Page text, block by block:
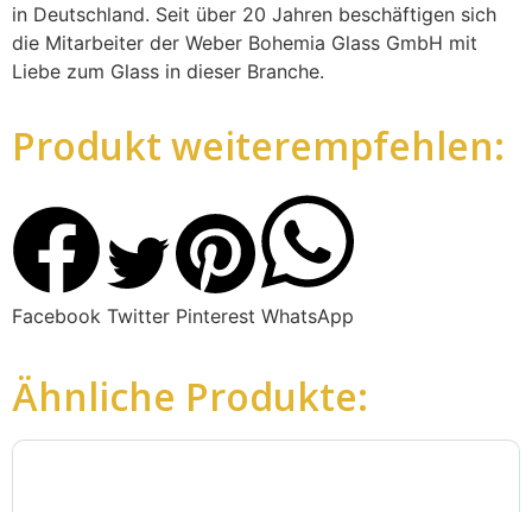
in Deutschland. Seit über 20 Jahren beschäftigen sich
die Mitarbeiter der Weber Bohemia Glass GmbH mit
Liebe zum Glass in dieser Branche.
Produkt weiterempfehlen:
Facebook Twitter Pinterest WhatsApp
Ähnliche Produkte: